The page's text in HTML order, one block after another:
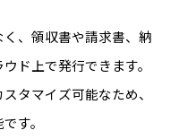
、領収書や請求書、納
ド上で発行できます。
タマイズ可能なため、
す。